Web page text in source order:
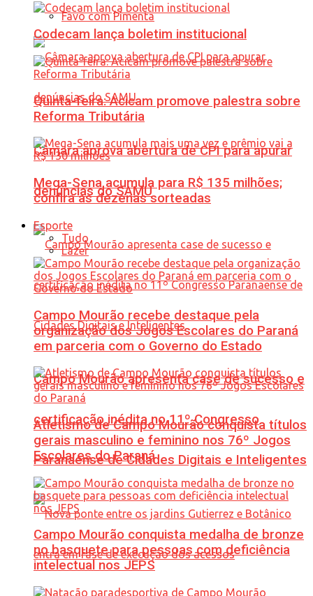
Favo com Pimenta
Câmara aprova abertura de CPI para apurar
denúncias do SAMU
Campo Mourão apresenta case de sucesso e
certificação inédita no 11º Congresso
Paranaense de Cidades Digitais e Inteligentes
Codecam lança boletim institucional
Quinta-feira: Acicam promove palestra sobre
Reforma Tributária
Mega-Sena acumula para R$ 135 milhões;
confira as dezenas sorteadas
Esporte
Tudo
Lazer
Campo Mourão recebe destaque pela
organização dos Jogos Escolares do Paraná
em parceria com o Governo do Estado
Atletismo de Campo Mourão conquista títulos
gerais masculino e feminino nos 76º Jogos
Escolares do Paraná
Campo Mourão conquista medalha de bronze
no basquete para pessoas com deficiência
intelectual nos JEPS